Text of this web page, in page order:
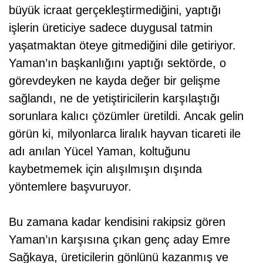
büyük icraat gerçekleştirmediğini, yaptığı
işlerin üreticiye sadece duygusal tatmin
yaşatmaktan öteye gitmediğini dile getiriyor.
Yaman’ın başkanlığını yaptığı sektörde, o
görevdeyken ne kayda değer bir gelişme
sağlandı, ne de yetiştiricilerin karşılaştığı
sorunlara kalıcı çözümler üretildi. Ancak gelin
görün ki, milyonlarca liralık hayvan ticareti ile
adı anılan Yücel Yaman, koltuğunu
kaybetmemek için alışılmışın dışında
yöntemlere başvuruyor.
Bu zamana kadar kendisini rakipsiz gören
Yaman’ın karşısına çıkan genç aday Emre
Sağkaya, üreticilerin gönlünü kazanmış ve